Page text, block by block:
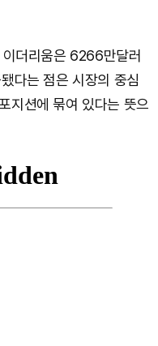
더리움은 6266만달러
다는 점은 시장의 중심
지션에 묶여 있다는 뜻으